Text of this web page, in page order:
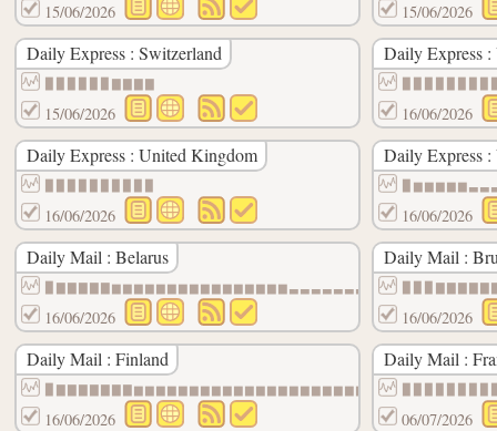
15/06/2026 15/06/2026
Daily Express : Switzerland
▉▉▉▉▉▉▇▇▇▇
15/06/2026
Daily Express
16/06/2026
Daily Express : United Kingdom
16/06/2026
Daily Express :
16/06/2026
Daily Mail : Belarus
16/06/2026
Daily Mail :
16/06/2026
Daily Mail : Finland
16/06/2026
Daily Mail :
06/07/2026